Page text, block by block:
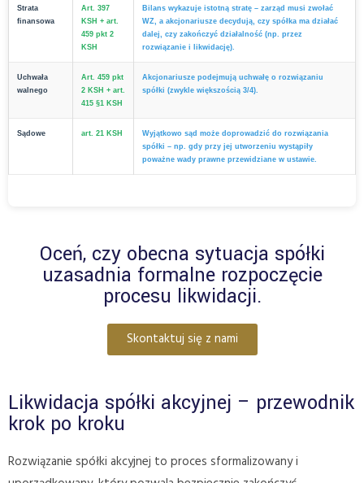
Strata
finansowa
Art. 397
KSH + art.
459 pkt 2
KSH
Bilans wykazuje istotną stratę – zarząd musi zwołać
WZ, a akcjonariusze decydują, czy spółka ma działać
dalej, czy zakończyć działalność (np. przez
rozwiązanie i likwidację).
Uchwała
walnego
Art. 459 pkt
2 KSH + art.
415 §1 KSH
Akcjonariusze podejmują uchwałę o rozwiązaniu
spółki (zwykle większością 3/4).
Sądowe art. 21 KSH
Wyjątkowo sąd może doprowadzić do rozwiązania
spółki – np. gdy przy jej utworzeniu wystąpiły
poważne wady prawne przewidziane w ustawie.
Oceń, czy obecna sytuacja spółki
uzasadnia formalne rozpoczęcie
procesu likwidacji.
Skontaktuj się z nami
Likwidacja spółki akcyjnej – przewodnik
krok po kroku
Rozwiązanie spółki akcyjnej to proces sformalizowany i